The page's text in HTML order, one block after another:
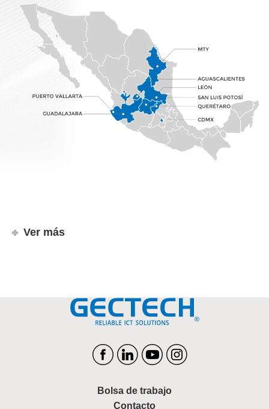
Ver más
Bolsa de trabajo
Contacto